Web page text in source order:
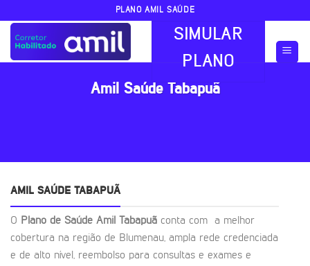
content
PLANO AMIL SAÚDE
SIMULAR
PLANO
Amil Saúde Tabapuã
AMIL SAÚDE TABAPUÃ
O Plano de Saúde Amil Tabapuã conta com a melhor
cobertura na região de Blumenau, ampla rede credenciada
e de alto nível, reembolso para consultas e exames e